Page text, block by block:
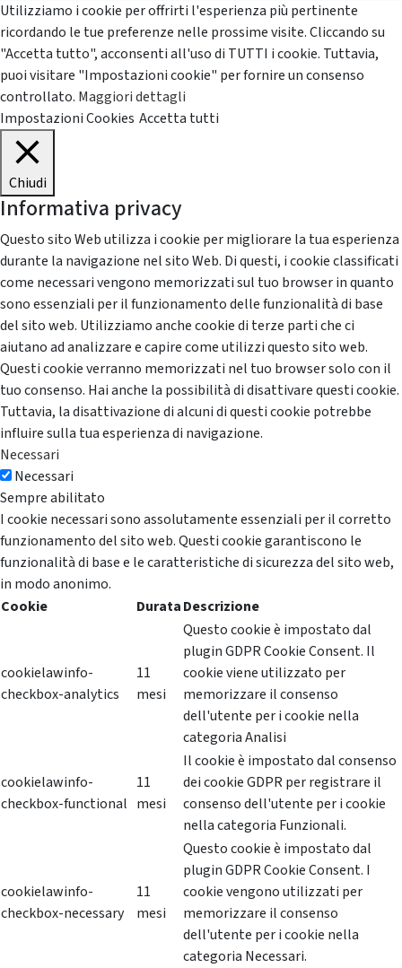
Utilizziamo i cookie per offrirti l'esperienza più pertinente
ricordando le tue preferenze nelle prossime visite. Cliccando su
"Accetta tutto", acconsenti all'uso di TUTTI i cookie. Tuttavia,
puoi visitare "Impostazioni cookie" per fornire un consenso
controllato. Maggiori dettagli
Impostazioni Cookies Accetta tutti
Chiudi
Informativa privacy
Questo sito Web utilizza i cookie per migliorare la tua esperienza
durante la navigazione nel sito Web. Di questi, i cookie classificati
come necessari vengono memorizzati sul tuo browser in quanto
sono essenziali per il funzionamento delle funzionalità di base
del sito web. Utilizziamo anche cookie di terze parti che ci
aiutano ad analizzare e capire come utilizzi questo sito web.
Questi cookie verranno memorizzati nel tuo browser solo con il
tuo consenso. Hai anche la possibilità di disattivare questi cookie.
Tuttavia, la disattivazione di alcuni di questi cookie potrebbe
influire sulla tua esperienza di navigazione.
Necessari
Necessari
Sempre abilitato
I cookie necessari sono assolutamente essenziali per il corretto
funzionamento del sito web. Questi cookie garantiscono le
funzionalità di base e le caratteristiche di sicurezza del sito web,
in modo anonimo.
Cookie
DurataDescrizione
cookielawinfo-
checkbox-analytics
11
mesi
Questo cookie è impostato dal
plugin GDPR Cookie Consent. Il
cookie viene utilizzato per
memorizzare il consenso
dell'utente per i cookie nella
categoria Analisi
cookielawinfo-
checkbox-functional
11
mesi
Il cookie è impostato dal consenso
dei cookie GDPR per registrare il
consenso dell'utente per i cookie
nella categoria Funzionali.
cookielawinfo-
checkbox-necessary
11
mesi
Questo cookie è impostato dal
plugin GDPR Cookie Consent. I
cookie vengono utilizzati per
memorizzare il consenso
dell'utente per i cookie nella
categoria Necessari.